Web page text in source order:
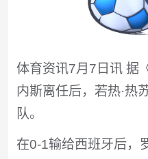
体育资讯7月7日讯 据
内斯离任后，若热·热
队。
在0-1输给西班牙后，